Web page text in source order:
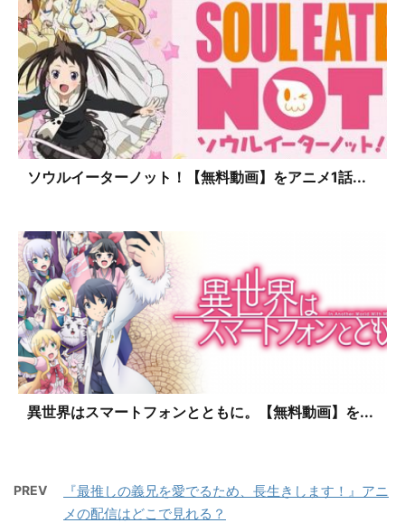
ソウルイーターノット！【無料動画】をアニメ1話...
異世界はスマートフォンとともに。【無料動画】を...
PREV
『最推しの義兄を愛でるため、長生きします！』アニ
メの配信はどこで見れる？